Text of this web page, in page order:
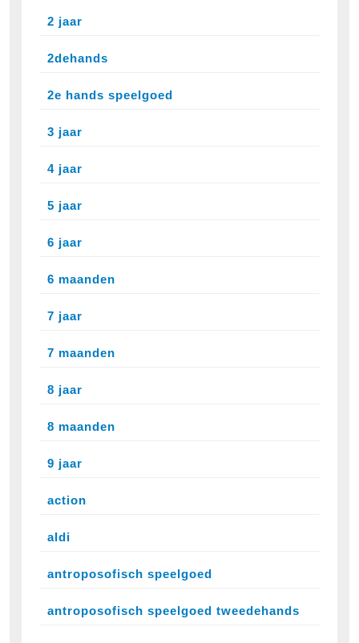
2 jaar
2dehands
2e hands speelgoed
3 jaar
4 jaar
5 jaar
6 jaar
6 maanden
7 jaar
7 maanden
8 jaar
8 maanden
9 jaar
action
aldi
antroposofisch speelgoed
antroposofisch speelgoed tweedehands